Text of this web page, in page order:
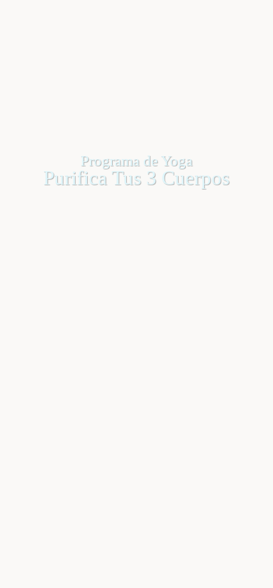
Programa de Yoga
Purifica Tus 3 Cuerpos